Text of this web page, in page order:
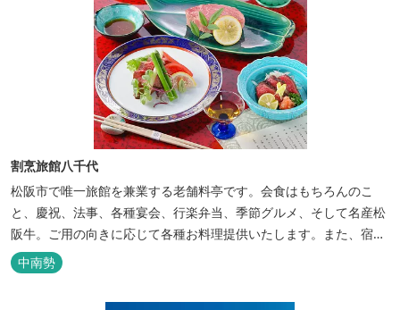
割烹旅館八千代
松阪市で唯一旅館を兼業する老舗料亭です。会食はもちろんのこ
と、慶祝、法事、各種宴会、行楽弁当、季節グルメ、そして名産松
阪牛。ご用の向きに応じて各種お料理提供いたします。また、宿泊
のご用もたまわります。 国登録有形文化財に選ばれた純木造建築で
昔風情をお楽しみください。
中南勢